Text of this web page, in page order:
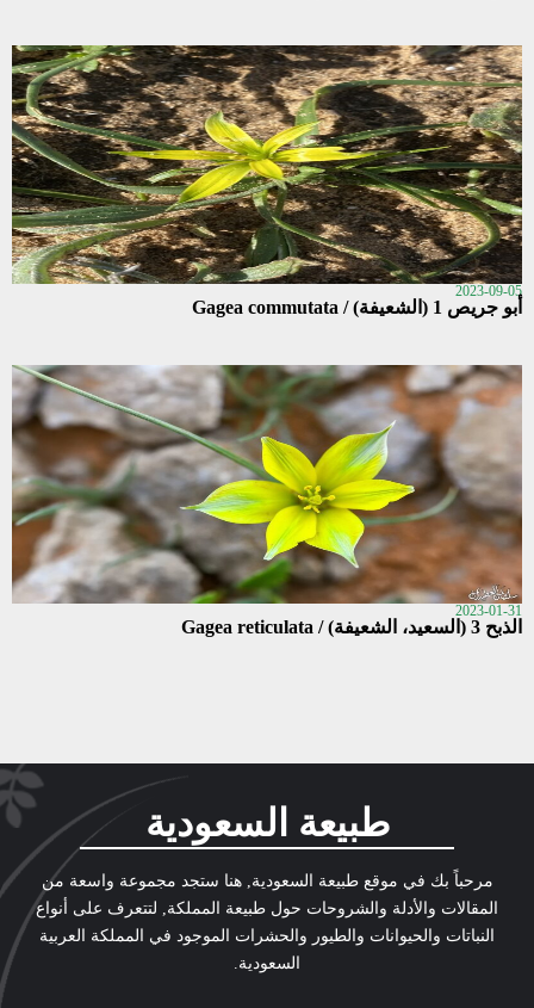
2023-09-05
أبو جريص 1 (الشعيفة) / Gagea commutata
2023-01-31
الذبح 3 (السعيد، الشعيفة) / Gagea reticulata
طبيعة السعودية
مرحباً بك في موقع طبيعة السعودية, هنا ستجد مجموعة واسعة من
المقالات والأدلة والشروحات حول طبيعة المملكة, لتتعرف على أنواع
النباتات والحيوانات والطيور والحشرات الموجود في المملكة العربية
السعودية.